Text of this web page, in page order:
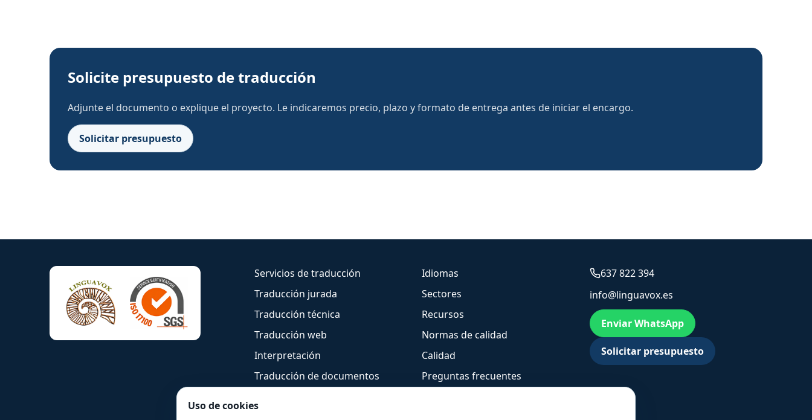
Solicite presupuesto de traducción
Adjunte el documento o explique el proyecto. Le indicaremos precio, plazo y formato de entrega antes de iniciar el encargo.
Solicitar presupuesto
Servicios de traducción
Traducción jurada
Traducción técnica
Traducción web
Interpretación
Traducción de documentos
Idiomas
Sectores
Recursos
Normas de calidad
Calidad
Preguntas frecuentes
637 822 394
info@linguavox.es
Enviar WhatsApp
Solicitar presupuesto
Uso de cookies